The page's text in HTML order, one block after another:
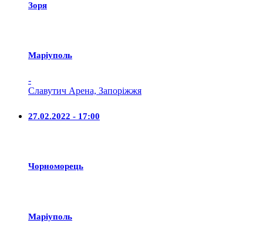
Зоря
Маріуполь
-
Славутич Арена, Запоріжжя
27.02.2022 - 17:00
Чорноморець
Маріуполь